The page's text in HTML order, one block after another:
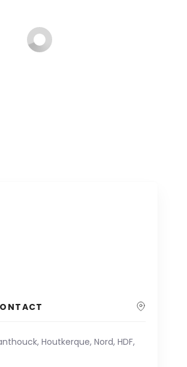
Houtkerque, Nord, HDF,